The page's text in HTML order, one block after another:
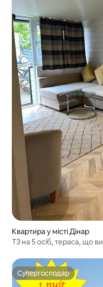
Квартира у місті Дінар
T3 на 5 осіб, тераса, що
Супергосподар
Супергосподар